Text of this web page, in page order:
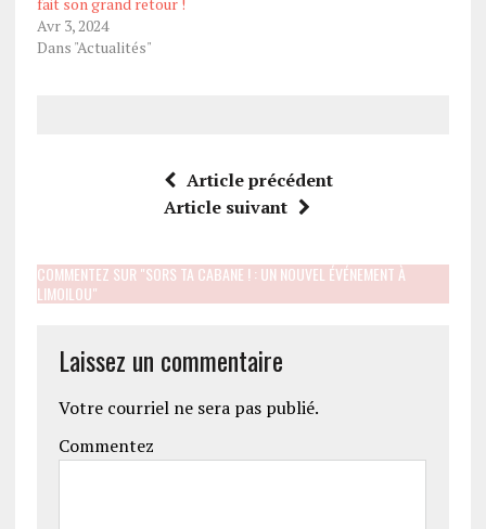
Avr 3, 2024
Dans "Actualités"
Article précédent
Article suivant
COMMENTEZ SUR "SORS TA CABANE ! : UN NOUVEL ÉVÉNEMENT À
LIMOILOU"
Laissez un commentaire
Votre courriel ne sera pas publié.
Commentez